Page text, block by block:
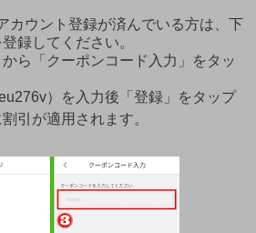
カウント登録が済んでいる方は、下
録してください。
ら「クーポンコード入力」をタッ
）を入力後「登録」をタップ
引が適用されます。